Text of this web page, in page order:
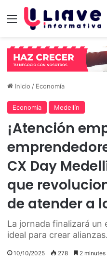
Menú
Inicio / Economía
Economía Medellín
¡Atención
CX Day
que
de atender a
La jornada finalizará
ideal para crear
10/10/2025 278 2 minutes